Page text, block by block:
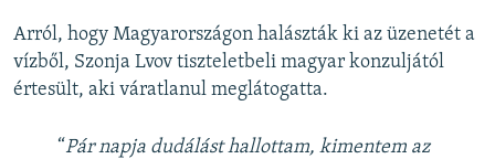
Arról, hogy Magyarországon halászták ki az üzenetét a
vízből, Szonja Lvov tiszteletbeli magyar konzuljától
értesült, aki váratlanul meglátogatta.
“Pár napja dudálást hallottam, kimentem az